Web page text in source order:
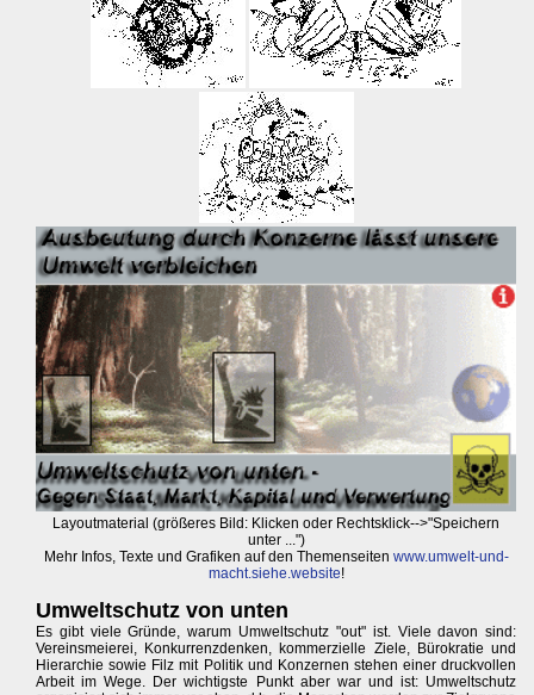
Layoutmaterial (größeres Bild: Klicken oder Rechtsklick-->"Speichern
unter ...")
Mehr Infos, Texte und Grafiken auf den Themenseiten www.umwelt-und-
macht.siehe.website!
Umweltschutz von unten
Es gibt viele Gründe, warum Umweltschutz "out" ist. Viele davon sind:
Vereinsmeierei, Konkurrenzdenken, kommerzielle Ziele, Bürokratie und
Hierarchie sowie Filz mit Politik und Konzernen stehen einer druckvollen
Arbeit im Wege. Der wichtigste Punkt aber war und ist: Umweltschutz